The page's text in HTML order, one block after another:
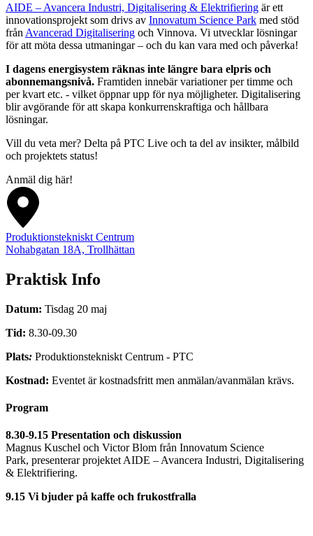
AIDE – Avancera Industri, Digitalisering & Elektrifiering är ett
innovationsprojekt som drivs av Innovatum Science Park med stöd
från Avancerad Digitalisering och Vinnova. Vi utvecklar lösningar
för att möta dessa utmaningar – och du kan vara med och påverka!
I dagens energisystem räknas inte längre bara elpris och
abonnemangsnivå. Framtiden innebär variationer per timme och
per kvart etc. - vilket öppnar upp för nya möjligheter. Digitalisering
blir avgörande för att skapa konkurrenskraftiga och hållbara
lösningar.
Vill du veta mer? Delta på PTC Live och ta del av insikter, målbild
och projektets status!
Anmäl dig här!
Produktionstekniskt Centrum
Nohabgatan 18A, Trollhättan
Praktisk Info
Datum: Tisdag 20 maj
Tid: 8.30-09.30
Plats: Produktionstekniskt Centrum - PTC
Kostnad: Eventet är kostnadsfritt men anmälan/avanmälan krävs.
Program
8.30-9.15 Presentation och diskussion
Magnus Kuschel och Victor Blom från Innovatum Science
Park, presenterar projektet AIDE – Avancera Industri, Digitalisering
& Elektrifiering.
9.15 Vi bjuder på kaffe och frukostfralla